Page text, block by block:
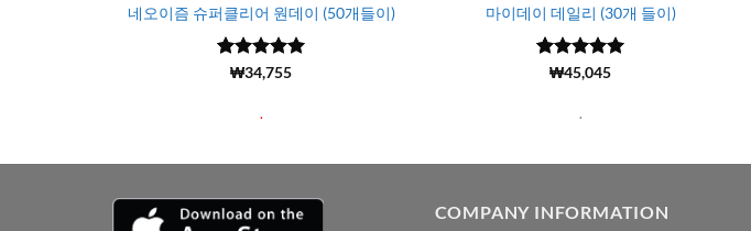
네오이즘 슈퍼클리어 원데이 (50개들이)
5 중에서
(6106)
₩34,755
.
마이데이 데일리 (30개 들이)
5 중에서
(166)
₩45,045
.
COMPANY INFORMATION